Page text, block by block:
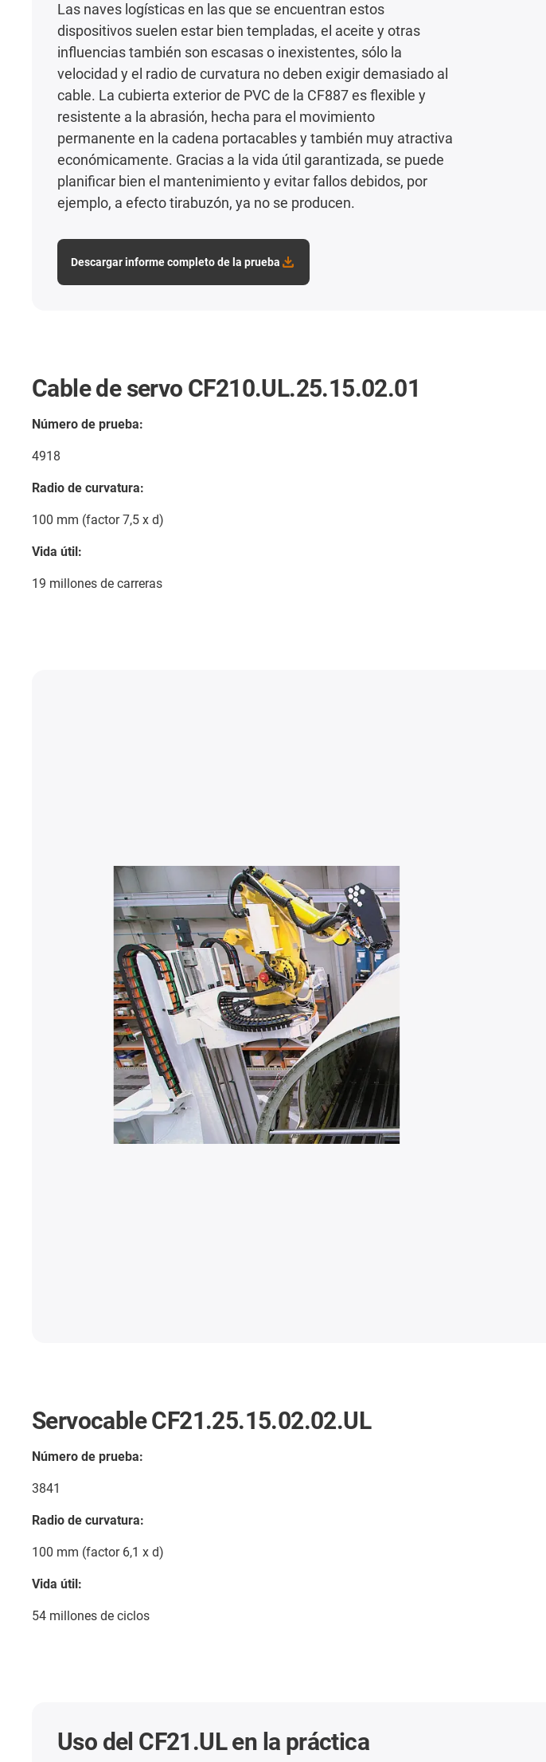
Las naves logísticas en las que se encuentran estos
dispositivos suelen estar bien templadas, el aceite y otras
influencias también son escasas o inexistentes, sólo la
velocidad y el radio de curvatura no deben exigir demasiado al
cable. La cubierta exterior de PVC de la CF887 es flexible y
resistente a la abrasión, hecha para el movimiento
permanente en la cadena portacables y también muy atractiva
económicamente. Gracias a la vida útil garantizada, se puede
planificar bien el mantenimiento y evitar fallos debidos, por
ejemplo, a efecto tirabuzón, ya no se producen.
Descargar informe completo de la prueba
Cable de servo CF210.UL.25.15.02.01
Número de prueba:
4918
Radio de curvatura:
100 mm (factor 7,5 x d)
Vida útil:
19 millones de carreras
Servocable CF21.25.15.02.02.UL
Número de prueba:
3841
Radio de curvatura:
100 mm (factor 6,1 x d)
Vida útil:
54 millones de ciclos
Uso del CF21.UL en la práctica